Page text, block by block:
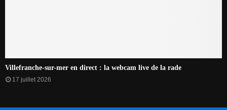
Villefranche-sur-mer en direct : la webcam live de la rade
17 juillet 2026